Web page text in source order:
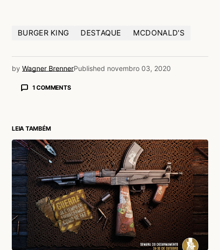
BURGER KING DESTAQUE MCDONALD'S
by Wagner BrennerPublished novembro 03, 2020
1 COMMENTS
Aqui ao lado de casa vi uma fila enorme e achei
emergencial da Covid. A promoção fez
sucesso mas foi uma aglomeração
desnecessária, poderiam ter se preparado
melhor.
Acesse para responder
LEIA TAMBÉM